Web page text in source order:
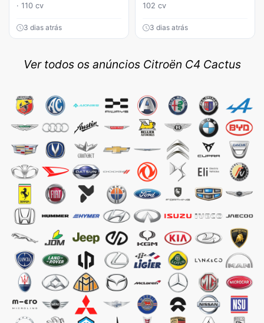
· 110 cv
3 dias atrás
102 cv
3 dias atrás
Ver todos os anúncios Citroën C4 Cactus